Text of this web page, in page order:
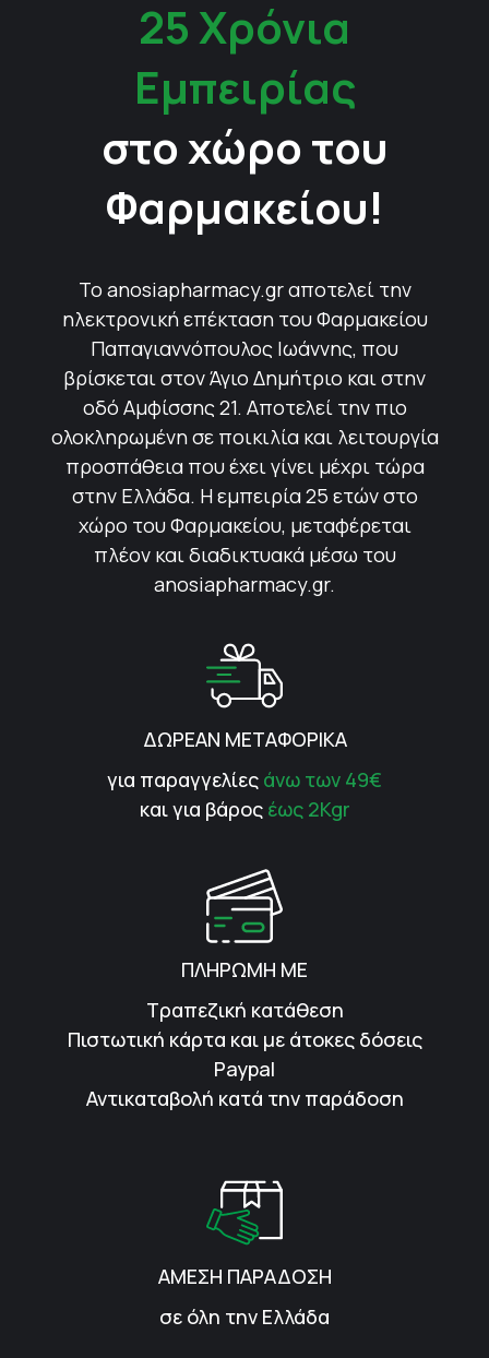
25 Χρόνια
Εμπειρίας
στο χώρο του
Φαρμακείου!
Το anosiapharmacy.gr αποτελεί την
ηλεκτρονική επέκταση του Φαρμακείου
Παπαγιαννόπουλος Ιωάννης, που
βρίσκεται στον Άγιο Δημήτριο και στην
οδό Αμφίσσης 21. Αποτελεί την πιο
ολοκληρωμένη σε ποικιλία και λειτουργία
προσπάθεια που έχει γίνει μέχρι τώρα
στην Ελλάδα. Η εμπειρία 25 ετών στο
χώρο του Φαρμακείου, μεταφέρεται
πλέον και διαδικτυακά μέσω του
anosiapharmacy.gr.
ΔΩΡΕΑΝ ΜΕΤΑΦΟΡΙΚΑ
για παραγγελίες άνω των 49€
και για βάρος έως 2Kgr
ΠΛΗΡΩΜΗ ΜΕ
Τραπεζική κατάθεση
Πιστωτική κάρτα και με άτοκες δόσεις
Paypal
Αντικαταβολή κατά την παράδοση
ΑΜΕΣΗ ΠΑΡΑΔΟΣΗ
σε όλη την Ελλάδα